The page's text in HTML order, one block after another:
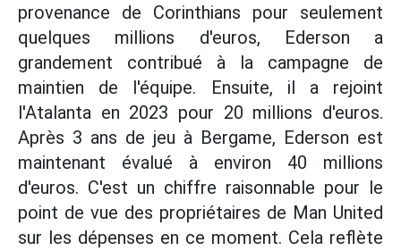
provenance de Corinthians pour seulement
quelques millions d'euros, Ederson a
grandement contribué à la campagne de
maintien de l'équipe. Ensuite, il a rejoint
l'Atalanta en 2023 pour 20 millions d'euros.
Après 3 ans de jeu à Bergame, Ederson est
maintenant évalué à environ 40 millions
d'euros. C'est un chiffre raisonnable pour le
point de vue des propriétaires de Man United
sur les dépenses en ce moment. Cela reflète